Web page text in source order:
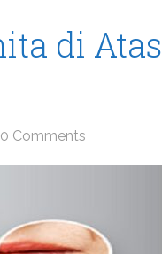
di Atas
0 Comments